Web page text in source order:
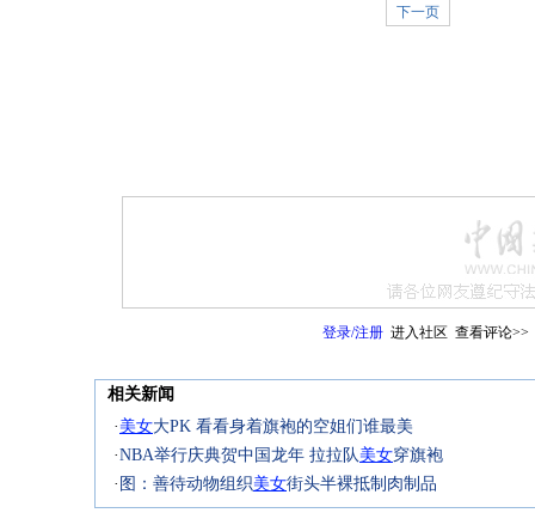
下一页
登录/注册 进入社区 查看评论>>
相关新闻
· 美女大PK 看看身着旗袍的空姐们谁最美
·NBA举行庆典贺中国龙年 拉拉队美女穿旗袍
· 图：善待动物组织美女街头半裸抵制肉制品